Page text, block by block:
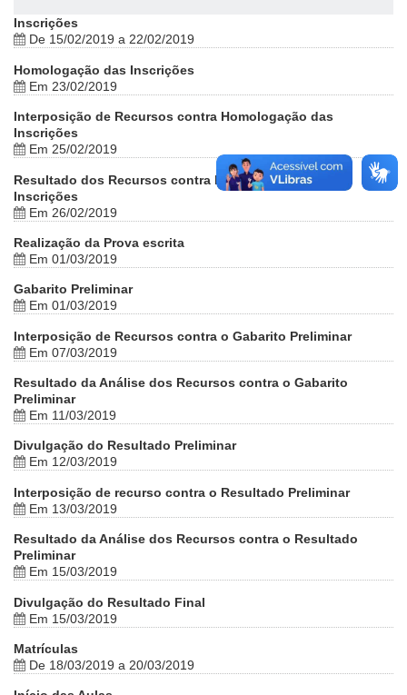
Inscrições
De 15/02/2019 a 22/02/2019
Homologação das Inscrições
Em 23/02/2019
Interposição de Recursos contra Homologação das
Inscrições
Em 25/02/2019
Resultado dos Recursos contra Homologação das
Inscrições
Em 26/02/2019
Realização da Prova escrita
Em 01/03/2019
Gabarito Preliminar
Em 01/03/2019
Interposição de Recursos contra o Gabarito Preliminar
Em 07/03/2019
Resultado da Análise dos Recursos contra o Gabarito
Preliminar
Em 11/03/2019
Divulgação do Resultado Preliminar
Em 12/03/2019
Interposição de recurso contra o Resultado Preliminar
Em 13/03/2019
Resultado da Análise dos Recursos contra o Resultado
Preliminar
Em 15/03/2019
Divulgação do Resultado Final
Em 15/03/2019
Matrículas
De 18/03/2019 a 20/03/2019